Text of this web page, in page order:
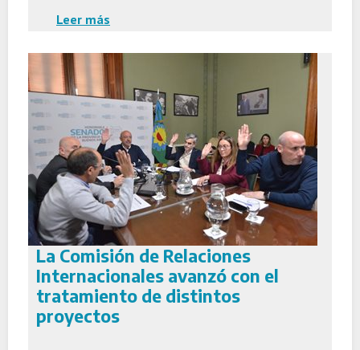
Leer más
La Comisión de Relaciones
Internacionales avanzó con el
tratamiento de distintos
proyectos